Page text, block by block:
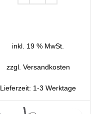
inkl. 19 % MwSt.
zzgl. Versandkosten
Lieferzeit: 1-3 Werktage